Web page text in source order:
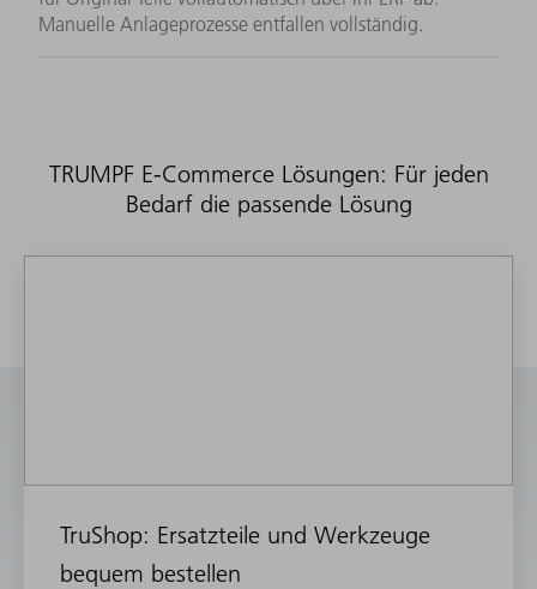
Manuelle Anlageprozesse entfallen vollständig.
TRUMPF E-Commerce Lösungen: Für jeden
Bedarf die passende Lösung
TruShop: Ersatzteile und Werkzeuge
bequem bestellen